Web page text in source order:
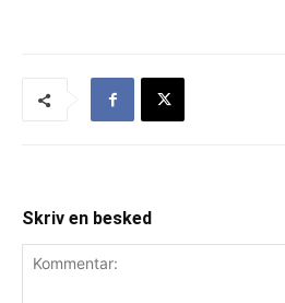
Skriv en besked